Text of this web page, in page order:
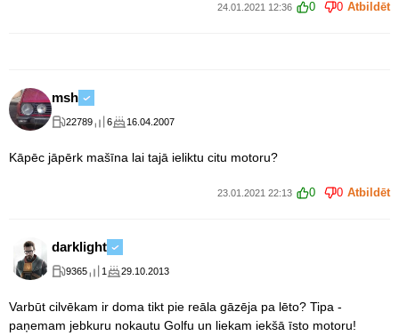
24.01.2021 12:36 0 0 Atbildēt
msh
22789 6 16.04.2007
Kāpēc jāpērk mašīna lai tajā ieliktu citu motoru?
23.01.2021 22:13 0 0 Atbildēt
darklight
9365 1 29.10.2013
Varbūt cilvēkam ir doma tikt pie reāla gāzēja pa lēto? Tipa -
paņemam jebkuru nokautu Golfu un liekam iekšā īsto motoru!